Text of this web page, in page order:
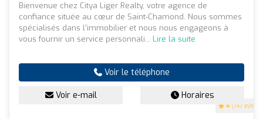
4 (147 avis)
Bienvenue chez Citya Liger Realty, votre agence de
confiance située au cœur de Saint-Chamond. Nous sommes
spécialisés dans l'immobilier et nous nous engageons à
vous fournir un service personnali... Lire la suite
Voir le téléphone
Voir e-mail Horaires